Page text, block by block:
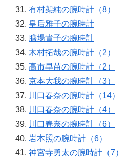
有村架純の腕時計（8）
皇后雅子の腕時計
膳場貴子の腕時計
木村拓哉の腕時計（2）
高市早苗の腕時計（2）
京本大我の腕時計（3）
川口春奈の腕時計（14）
川口春奈の腕時計（4）
川口春奈の腕時計（6）
岩本照の腕時計（6）
神宮寺勇太の腕時計（7）